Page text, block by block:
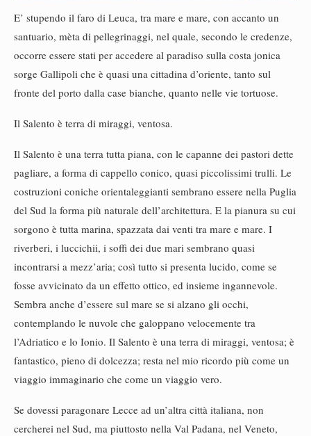
E’ stupendo il faro di Leuca, tra mare e mare, con accanto un
santuario, mèta di pellegrinaggi, nel quale, secondo le credenze,
occorre essere stati per accedere al paradiso sulla costa jonica
sorge Gallipoli che è quasi una cittadina d’oriente, tanto sul
fronte del porto dalla case bianche, quanto nelle vie tortuose.
Il Salento è terra di miraggi, ventosa.
Il Salento è una terra tutta piana, con le capanne dei pastori dette
pagliare, a forma di cappello conico, quasi piccolissimi trulli. Le
costruzioni coniche orientaleggianti sembrano essere nella Puglia
del Sud la forma più naturale dell’architettura. E la pianura su cui
sorgono è tutta marina, spazzata dai venti tra mare e mare. I
riverberi, i luccichii, i soffi dei due mari sembrano quasi
incontrarsi a mezz’aria; così tutto si presenta lucido, come se
fosse avvicinato da un effetto ottico, ed insieme ingannevole.
Sembra anche d’essere sul mare se si alzano gli occhi,
contemplando le nuvole che galoppano velocemente tra
l’Adriatico e lo Ionio. Il Salento è una terra di miraggi, ventosa; è
fantastico, pieno di dolcezza; resta nel mio ricordo più come un
viaggio immaginario che come un viaggio vero.
Se dovessi paragonare Lecce ad un’altra città italiana, non
cercherei nel Sud, ma piuttosto nella Val Padana, nel Veneto,